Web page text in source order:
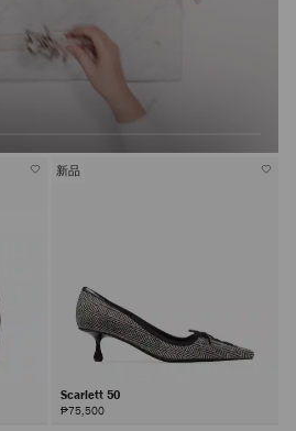
新品
Scarlett 50
₱75,500